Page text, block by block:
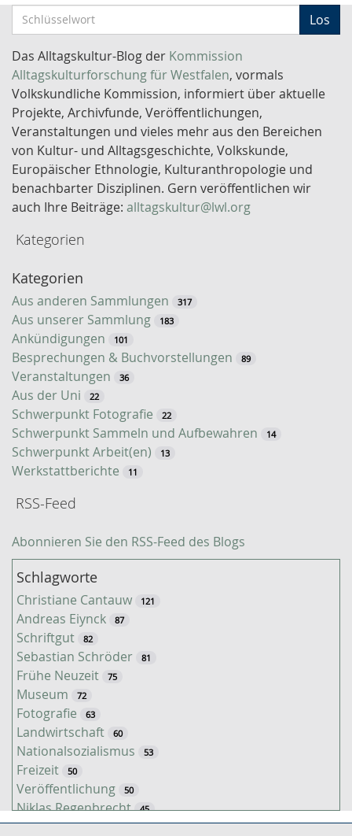
c
h
l
ü
s
s
e
l
w
o
S
u
c
h
e
Los
Das Alltagskultur-Blog der Kommission
Alltagskulturforschung für Westfalen, vormals
Volkskundliche Kommission, informiert über aktuelle
Projekte, Archivfunde, Veröffentlichungen,
Veranstaltungen und vieles mehr aus den Bereichen
von Kultur- und Alltagsgeschichte, Volkskunde,
Europäischer Ethnologie, Kulturanthropologie und
benachbarter Disziplinen. Gern veröffentlichen wir
auch Ihre Beiträge: alltagskultur@lwl.org
Kategorien
Kategorien
Aus anderen Sammlungen 317
Aus unserer Sammlung 183
Ankündigungen 101
Besprechungen & Buchvorstellungen 89
Veranstaltungen 36
Aus der Uni 22
Schwerpunkt Fotografie 22
Schwerpunkt Sammeln und Aufbewahren 14
Schwerpunkt Arbeit(en) 13
Werkstattberichte 11
RSS-Feed
Abonnieren Sie den RSS-Feed des Blogs
Schlagworte
Christiane Cantauw 121
Andreas Eiynck 87
Schriftgut 82
Sebastian Schröder 81
Frühe Neuzeit 75
Museum 72
Fotografie 63
Landwirtschaft 60
Nationalsozialismus 53
Freizeit 50
Veröffentlichung 50
Niklas Regenbrecht 45
Kaiserzeit